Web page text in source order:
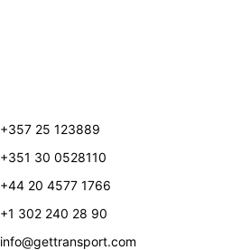
+357 25 123889
+351 30 0528110
+44 20 4577 1766
+1 302 240 28 90
info@gettransport.com